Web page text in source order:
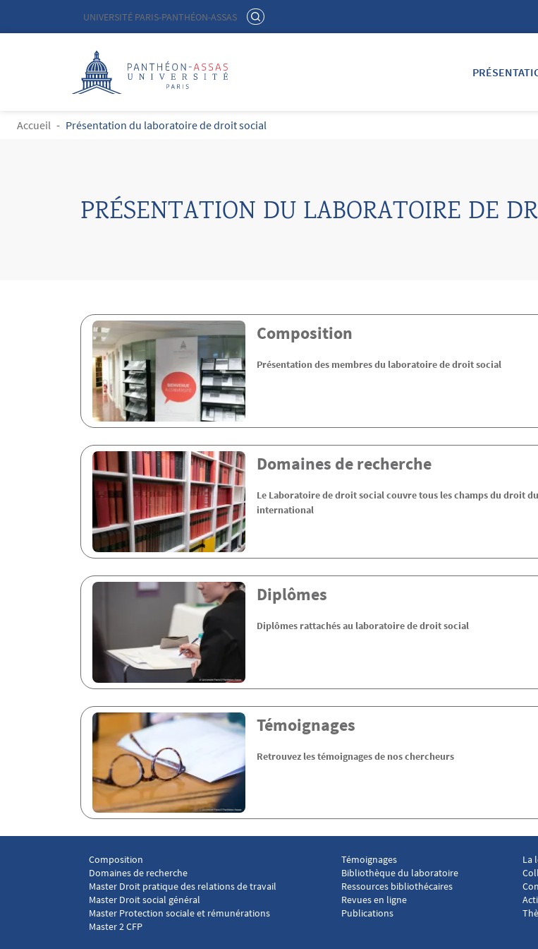
Aller au contenu principal
Menu liste site Custom EN
UNIVERSITÉ PARIS-PANTHÉON-ASSAS RECHERCHER
Logo
FIL D'ARIANE
Accueil Présentation du laboratoire de droit social
PRÉSENTATION DU LABORATOIRE DE
Composition
Présentation des membres du laboratoire de droit social
Domaines de recherche
Le Laboratoire de droit social couvre tous les champs du droit
international
Diplômes
Diplômes rattachés au laboratoire de droit social
Témoignages
Retrouvez les témoignages de nos chercheurs
Menu footer Laboratoire droit social 1
Composition
Domaines de recherche
Master Droit pratique des relations de travail
Master Droit social général
Master Protection sociale et rémunérations
Master 2 CFP
Menu footer Laboratoire droit social 2
Témoignages
Bibliothèque du laboratoire
Ressources bibliothécaires
Revues en ligne
Publications
La